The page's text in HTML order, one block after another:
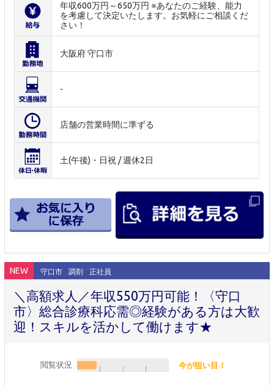
年収600万円～650万円 ※あなたのご経験、能力
を考慮して決定いたします。お気軽にご相談くだ
さい！
大阪府 守口市
-
店舗の営業時間に準ずる
土(午後)・日祝 / 週休2日
NEW 守口市 調剤 正社員
＼高額求人／年収550万円可能！〈守口
市〉総合診療科応需◎経験がある方は大歓
迎！スキルを活かして働けます★
閲覧状況 今が狙い目！